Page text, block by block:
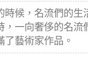
時候，名流們的
，一向奢侈的名
了藝術家作品。